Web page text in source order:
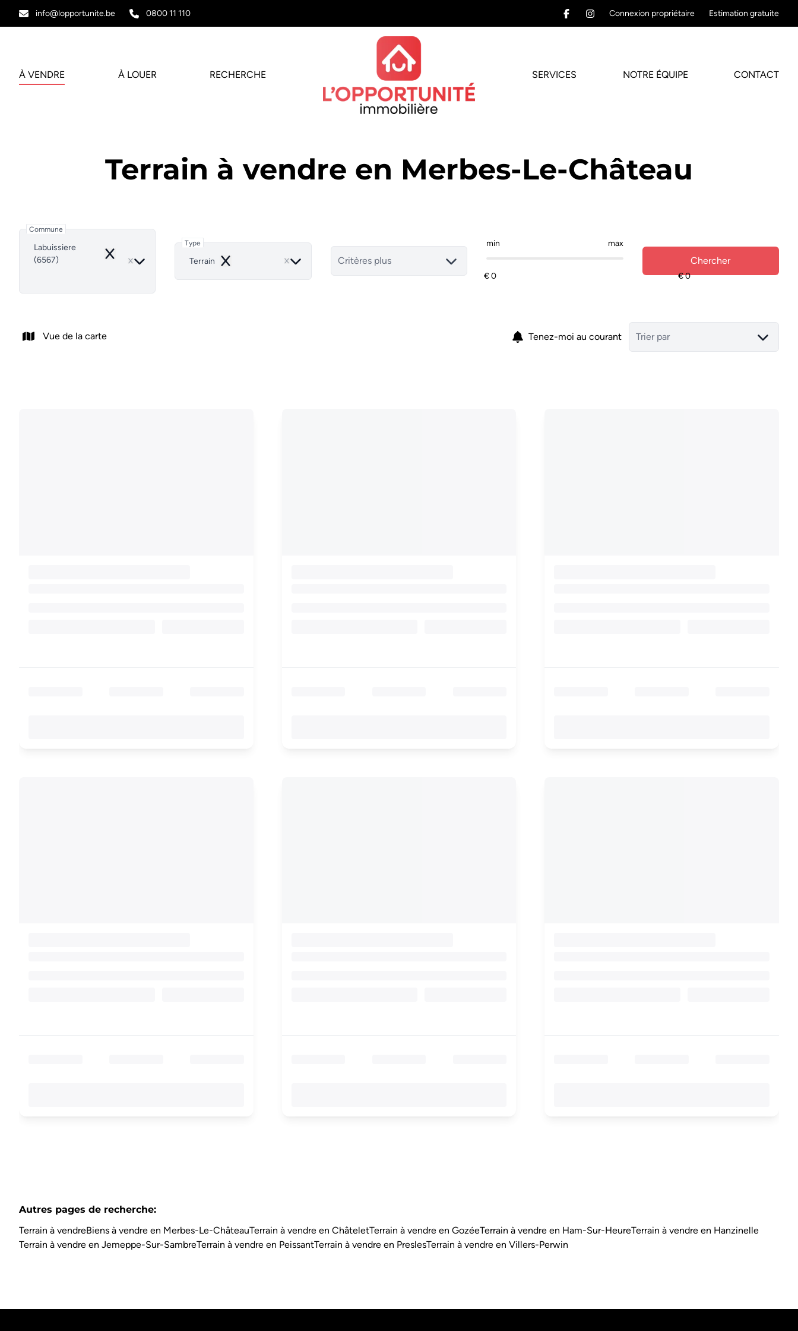
info@lopportunite.be 0800 11 110 Connexion propriétaire Estimation gratuite
À VENDRE À LOUER RECHERCHE SERVICES NOTRE ÉQUIPE CONTACT
Terrain à vendre en Merbes-Le-Château
Commune
Labuissiere
(6567)
Remove
Type
Terrain
Remove Critères plus
min max
Chercher
Vue de la carte Tenez-moi au courant Trier par
Autres pages de recherche:
Terrain à vendreBiens à vendre en Merbes-Le-ChâteauTerrain à vendre en ChâteletTerrain à vendre en GozéeTerrain à vendre en Ham-Sur-HeureTerrain à vendre en Hanzinelle
Terrain à vendre en Jemeppe-Sur-SambreTerrain à vendre en PeissantTerrain à vendre en PreslesTerrain à vendre en Villers-Perwin